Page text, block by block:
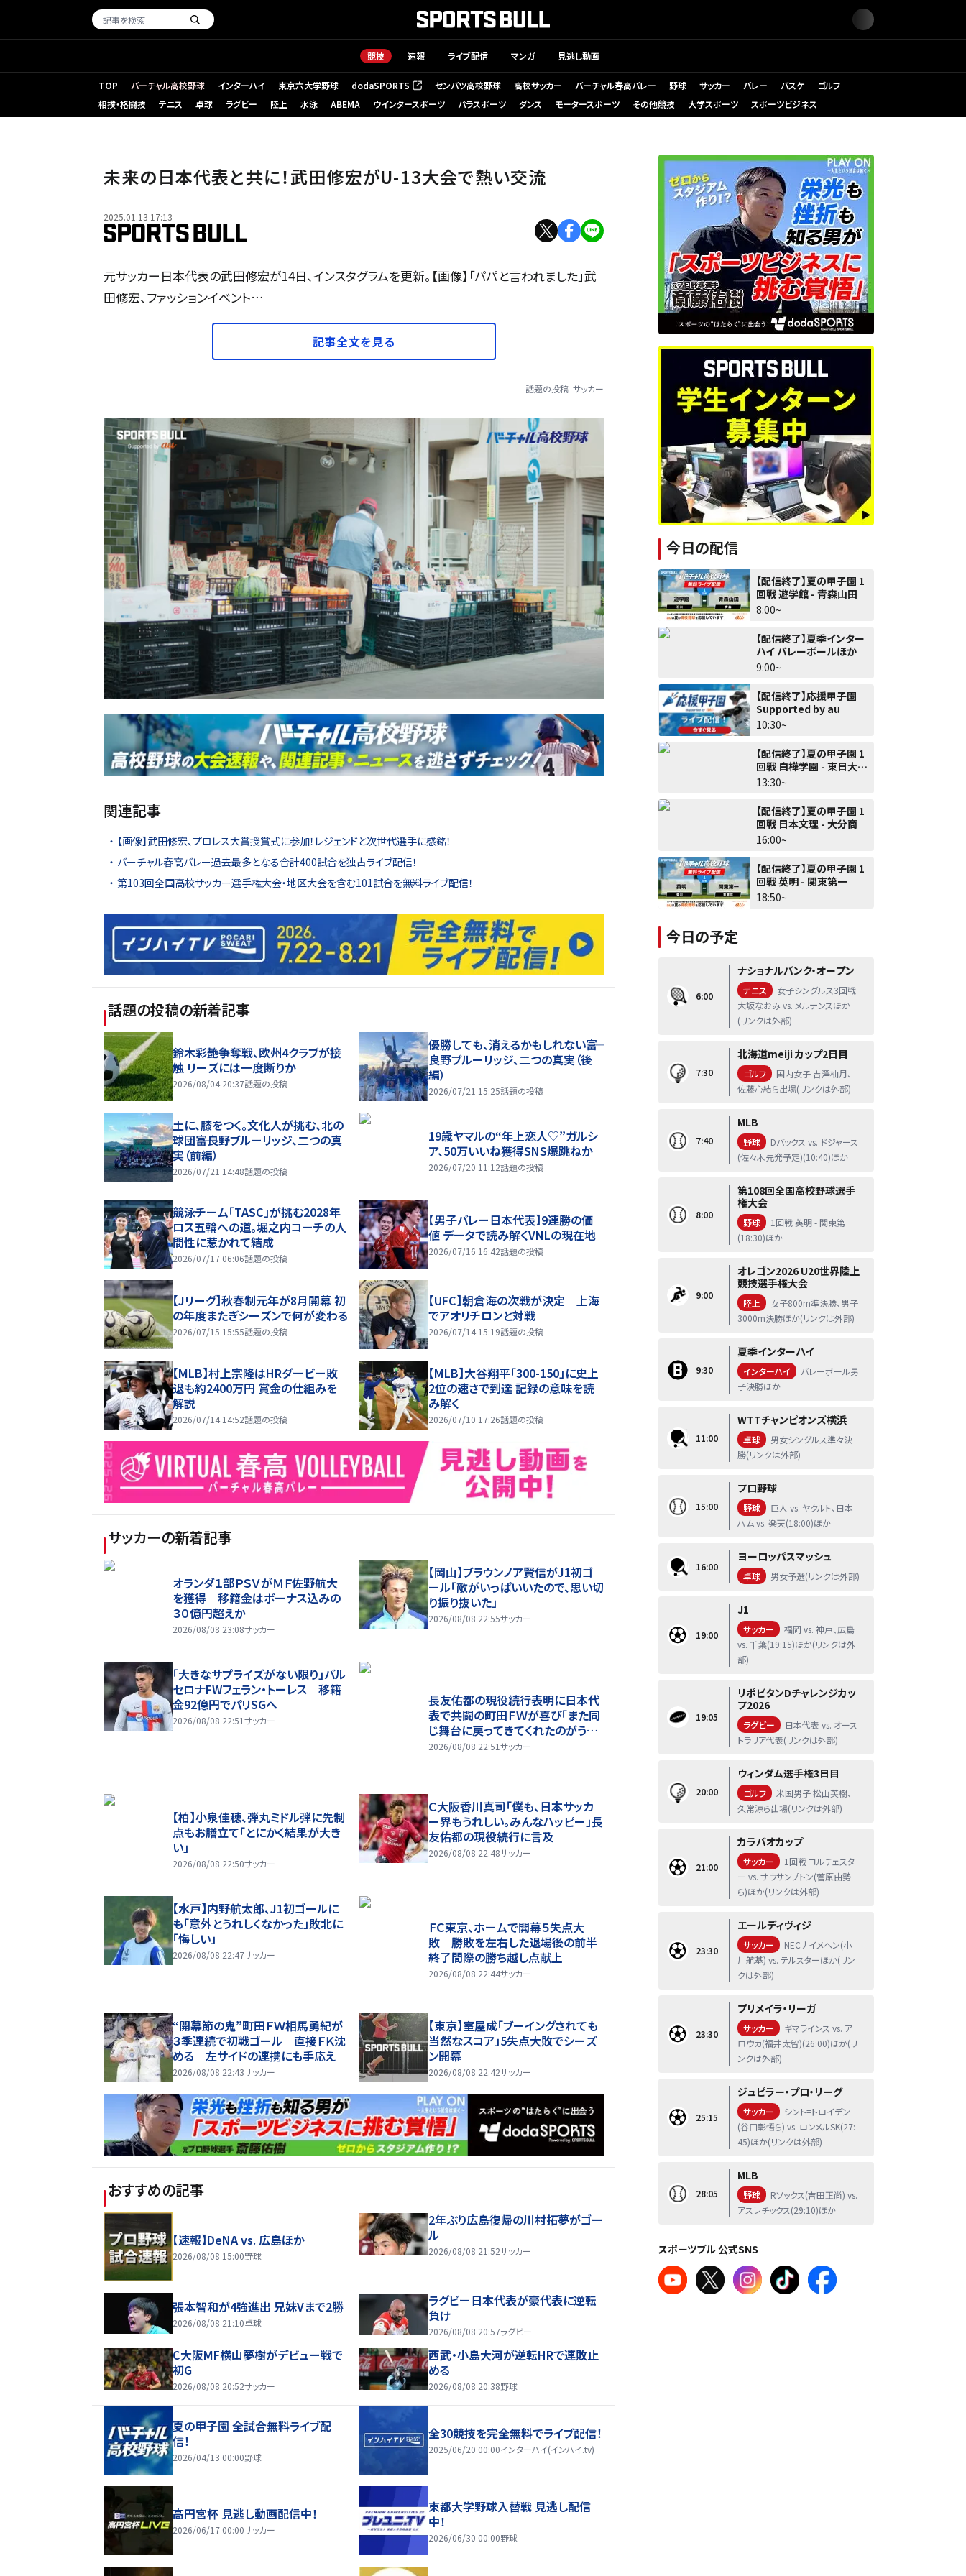
競技 速報 ライブ配信 マンガ 見逃し動画
TOP バーチャル高校野球 インターハイ 東京六大学野球 dodaSPORTS
（新しいタブで開く） センバツ高校野球 高校サッカー バーチャル春高バレー 野球 サッカー バレー バスケ
ゴルフ
相撲・格闘技
テニス 卓球 ラグビー 陸上 水泳 ABEMA ウインタースポーツ パラスポーツ ダンス モータースポーツ その他競技 大学スポーツ スポーツビジネス
未来の日本代表と共に！武田修宏がU-13大会で熱い交流
2025.01.13 17:13
元サッカー日本代表の武田修宏が14日、インスタグラムを更新。【画像】「パパと言われました」武
田修宏、ファッションイベント…
記事全文を見る
話題の投稿 サッカー
関連記事
【画像】武田修宏、プロレス大賞授賞式に参加！レジェンドと次世代選手に感銘！
バーチャル春高バレー過去最多となる合計400試合を独占ライブ配信！
第103回全国高校サッカー選手権大会・地区大会を含む101試合を無料ライブ配信！
話題の投稿の新着記事
鈴木彩艶争奪戦、欧州4クラブが接
触 リーズには一度断りか
2026/08/04 20:37話題の投稿
優勝しても、消えるかもしれない――富
良野ブルーリッジ、二つの真実（後
編）
2026/07/21 15:25話題の投稿
土に、膝をつく。文化人が挑む、北の
球団――富良野ブルーリッジ、二つの真
実（前編）
2026/07/21 14:48話題の投稿
19歳ヤマルの“年上恋人♡”ガルシ
ア、50万いいね獲得SNS爆跳ねか
2026/07/20 11:12話題の投稿
競泳チーム「TASC」が挑む2028年
ロス五輪への道。堀之内コーチの人
間性に惹かれて結成
2026/07/17 06:06話題の投稿
【男子バレー日本代表】9連勝の価
値 データで読み解くVNLの現在地
2026/07/16 16:42話題の投稿
【Jリーグ】秋春制元年が8月開幕 初
の年度またぎシーズンで何が変わる
2026/07/15 15:55話題の投稿
【UFC】朝倉海の次戦が決定 上海
でアオリチロンと対戦
2026/07/14 15:19話題の投稿
【MLB】村上宗隆はHRダービー敗
退も約2400万円 賞金の仕組みを
解説
2026/07/14 14:52話題の投稿
【MLB】大谷翔平「300-150」に史上
2位の速さで到達 記録の意味を読
み解く
2026/07/10 17:26話題の投稿
サッカーの新着記事
オランダ１部ＰＳＶがＭＦ佐野航大
を獲得 移籍金はボーナス込みの
３０億円超えか
2026/08/08 23:08サッカー
【岡山】ブラウンノア賢信がJ1初ゴ
ール「敵がいっぱいいたので、思い切
り振り抜いた」
2026/08/08 22:55サッカー
「大きなサプライズがない限り」バル
セロナFWフェラン・トーレス 移籍
金92億円でパリSGへ
2026/08/08 22:51サッカー
長友佑都の現役続行表明に日本代
表で共闘の町田ＦＷが喜び「また同
じ舞台に戻ってきてくれたのがうれ
しい」
2026/08/08 22:51サッカー
【柏】小泉佳穂、弾丸ミドル弾に先制
点もお膳立て「とにかく結果が大き
い」
2026/08/08 22:50サッカー
Ｃ大阪香川真司「僕も、日本サッカ
ー界もうれしい。みんなハッピー」長
友佑都の現役続行に言及
2026/08/08 22:48サッカー
【水戸】内野航太郎、J1初ゴールに
も「意外とうれしくなかった」敗北に
「悔しい」
2026/08/08 22:47サッカー
ＦＣ東京、ホームで開幕５失点大
敗 勝敗を左右した退場後の前半
終了間際の勝ち越し点献上
2026/08/08 22:44サッカー
“開幕節の鬼”町田ＦＷ相馬勇紀が
３季連続で初戦ゴール 直接ＦＫ沈
める 左サイドの連携にも手応え
2026/08/08 22:43サッカー
【東京】室屋成「ブーイングされても
当然なスコア」5失点大敗でシーズ
ン開幕
2026/08/08 22:42サッカー
おすすめの記事
【速報】DeNA vs. 広島ほか
2026/08/08 15:00野球
2年ぶり広島復帰の川村拓夢がゴー
ル
2026/08/08 21:52サッカー
張本智和が4強進出 兄妹Vまで2勝
2026/08/08 21:10卓球
ラグビー日本代表が豪代表に逆転
負け
2026/08/08 20:57ラグビー
C大阪MF横山夢樹がデビュー戦で
初G
2026/08/08 20:52サッカー
西武・小島大河が逆転HRで連敗止
める
2026/08/08 20:38野球
夏の甲子園 全試合無料ライブ配
信！
2026/04/13 00:00野球
全30競技を完全無料でライブ配信！
2025/06/20 00:00インターハイ(インハイ.tv)
高円宮杯 見逃し動画配信中！
2026/06/17 00:00サッカー
東都大学野球入替戦 見逃し配信
中！
2026/06/30 00:00野球
今日の配信
【配信終了】夏の甲子園 1
回戦 遊学館 - 青森山田
8:00~
【配信終了】夏季インター
ハイ バレーボールほか
9:00~
【配信終了】応援甲子園
Supported by au
10:30~
【配信終了】夏の甲子園 1
回戦 白樺学園 - 東日大昌
平
13:30~
【配信終了】夏の甲子園 1
回戦 日本文理 - 大分商
16:00~
【配信終了】夏の甲子園 1
回戦 英明 - 関東第一
18:50~
今日の予定
6:00
ナショナルバンク・オープン
テニス
女子シングルス3回戦
大坂なおみ vs. メルテンスほか
(リンクは外部)
7:30
北海道meiji カップ2日目
ゴルフ
国内女子 吉澤柚月、
佐藤心結ら出場(リンクは外部)
7:40
MLB
野球
Dバックス vs. ドジャース
(佐々木先発予定)(10:40)ほか
8:00
第108回全国高校野球選手
権大会
野球
1回戦 英明 - 関東第一
(18:30)ほか
9:00
オレゴン2026 U20世界陸上
競技選手権大会
陸上
女子800m準決勝、男子
3000m決勝ほか(リンクは外部)
9:30
夏季インターハイ
インターハイ
バレーボール男
子決勝ほか
11:00
WTTチャンピオンズ横浜
卓球
男女シングルス準々決
勝(リンクは外部)
15:00
プロ野球
野球
巨人 vs. ヤクルト、日本
ハム vs. 楽天(18:00)ほか
16:00
ヨーロッパスマッシュ
卓球 男女予選(リンクは外部)
19:00
J1
サッカー
福岡 vs. 神戸、広島
vs. 千葉(19:15)ほか(リンクは外
部)
19:05
リポビタンDチャレンジカッ
プ2026
ラグビー
日本代表 vs. オース
トラリア代表(リンクは外部)
20:00
ウィンダム選手権3日目
ゴルフ
米国男子 松山英樹、
久常涼ら出場(リンクは外部)
21:00
カラバオカップ
サッカー
1回戦 コルチェスタ
ー vs. サウサンプトン(菅原由勢
ら)ほか(リンクは外部)
23:30
エールディヴィジ
サッカー
NECナイメヘン(小
川航基) vs. テルスターほか(リン
クは外部)
23:30
プリメイラ・リーガ
サッカー
ギマラインス vs. ア
ロウカ(福井太智)(26:00)ほか(リ
ンクは外部)
25:15
ジュピラー・プロ・リーグ
サッカー
シント=トロイデン
(谷口彰悟ら) vs. ロンメルSK(27:
45)ほか(リンクは外部)
28:05
MLB
野球
Rソックス(吉田正尚) vs.
アスレチックス(29:10)ほか
スポーツブル 公式SNS